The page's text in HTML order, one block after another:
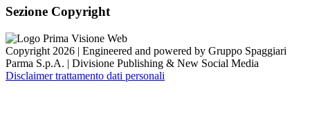
Sezione Copyright
Copyright 2026 | Engineered and powered by Gruppo Spaggiari
Parma S.p.A. | Divisione Publishing & New Social Media
Disclaimer trattamento dati personali